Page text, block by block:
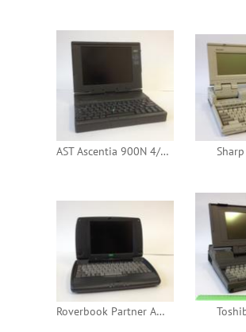
AST Ascentia 900N 4/75 Cs10
Roverbook Partner AD 280M